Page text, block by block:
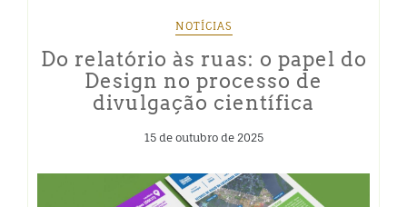
NOTÍCIAS
Do relatório às ruas: o papel do
Design no processo de
divulgação científica
15 de outubro de 2025